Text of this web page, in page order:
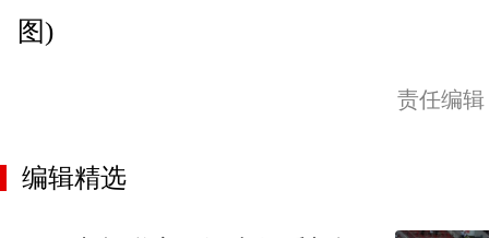
图)
责任编
编辑精选